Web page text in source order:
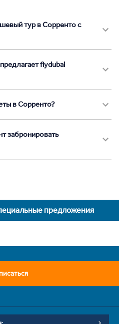
тур в Сорренто с
flydubai
в Сорренто?
забронировать
предложения